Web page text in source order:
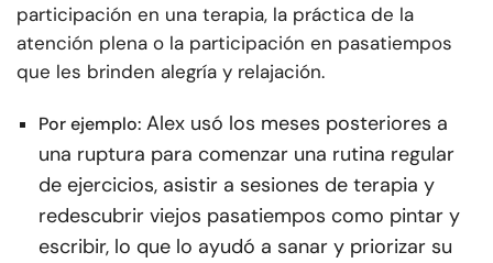
participación en una terapia, la práctica de la
atención plena o la participación en pasatiempos
que les brinden alegría y relajación.
Por ejemplo: Alex usó los meses posteriores a
una ruptura para comenzar una rutina regular
de ejercicios, asistir a sesiones de terapia y
redescubrir viejos pasatiempos como pintar y
escribir, lo que lo ayudó a sanar y priorizar su